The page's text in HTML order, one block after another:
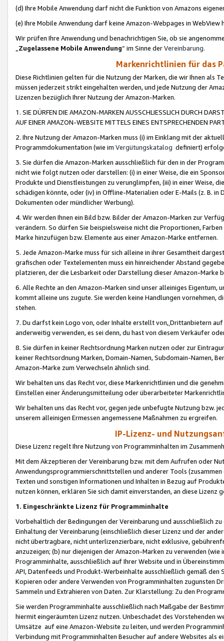
(d) Ihre Mobile Anwendung darf nicht die Funktion von Amazons
(e) Ihre Mobile Anwendung darf keine Amazon-Webpages in WebView
Wir prüfen Ihre Anwendung und benachrichtigen Sie, ob sie
„Zugelassene Mobile Anwendung“ im Sinne derVereinbarung.
Markenrichtlinien für das
Diese Richtlinien gelten für die Nutzung der Marken, die wir Ihnen als
müssen jederzeit strikt eingehalten werden, und jede Nutzung der
Lizenzen bezüglich Ihrer Nutzung der Amazon-Marken.
1. SIE DÜRFEN DIE AMAZON-MARKEN AUSSCHLIESSLICH DURCH
AUF EINER AMAZON-WEBSITE MITTELS EINES ENTSPRECHENDEN
2. Ihre Nutzung der Amazon-Marken muss (i) im Einklang mit der
Programmdokumentation (wie im Vergütungskatalog definiert)
3. Sie dürfen die Amazon-Marken ausschließlich für den in der
nicht wie folgt nutzen oder darstellen: (i) in einer Weise, die ein
Produkte und Dienstleistungen zu verunglimpfen, (iii) in einer Weise,
schädigen könnte, oder (iv) in Offline-Materialien oder E-Mails (z. B. in
Dokumenten oder mündlicher Werbung).
4. Wir werden Ihnen ein Bild bzw. Bilder der Amazon-Marken zur
verändern. So dürfen Sie beispielsweise nicht die Proportionen,
Marke hinzufügen bzw. Elemente aus einer Amazon-Marke entfernen.
5. Jede Amazon-Marke muss für sich alleine in ihrer Gesamtheit
grafischen oder Textelementen muss ein hinreichender Abstand
platzieren, der die Lesbarkeit oder Darstellung dieser Amazon-Marke
6. Alle Rechte an den Amazon-Marken sind unser alleiniges
kommt alleine uns zugute. Sie werden keine Handlungen vornehmen,
stehen.
7. Du darfst kein Logo von, oder Inhalte erstellt von,Drittanbietern auf
anderweitig verwenden, es sei denn, du hast von diesem Verkäufer
8. Sie dürfen in keiner Rechtsordnung Marken nutzen oder zur
keiner Rechtsordnung Marken, Domain-Namen, Subdomain-Namen,
Amazon-Marke zum Verwechseln ähnlich sind.
Wir behalten uns das Recht vor, diese Markenrichtlinien und die
Einstellen einer Änderungsmitteilung oder überarbeiteter
Wir behalten uns das Recht vor, gegen jede unbefugte Nutzung bzw.
unserem alleinigen Ermessen angemessene Maßnahmen zu ergreifen.
IP-Lizenz- und
Diese Lizenz regelt Ihre Nutzung von Programminhalten im
Mit dem Akzeptieren der Vereinbarung bzw. mit dem Aufrufen oder
Anwendungsprogrammierschnittstellen und anderer Tools (zusammen
Texten und sonstigen Informationen und Inhalten in Bezug auf
nutzen können, erklären Sie sich damit einverstanden, an diese Lizenz
1. Eingeschränkte Lizenz für Programminhalte
Vorbehaltlich der Bedingungen der Vereinbarung und ausschließlich
Einhaltung der Vereinbarung (einschließlich dieser Lizenz und der
nicht übertragbare, nicht unterlizenzierbare, nicht exklusive,
anzuzeigen; (b) nur diejenigen der Amazon-Marken zu verwenden
Programminhalte, ausschließlich auf Ihrer Website und in
API, Datenfeeds und Produkt-Werbeinhalte ausschließlich gemäß
Kopieren oder andere Verwenden von Programminhalten zugunsten
Sammeln und Extrahieren von Daten. Zur Klarstellung: Zu den
Sie werden Programminhalte ausschließlich nach Maßgabe der
hiermit eingeräumten Lizenz nutzen. Unbeschadet des Vorstehenden
Umsätze auf eine Amazon-Website zu leiten, und werden
Verbindung mit Programminhalten Besucher auf andere Websites als